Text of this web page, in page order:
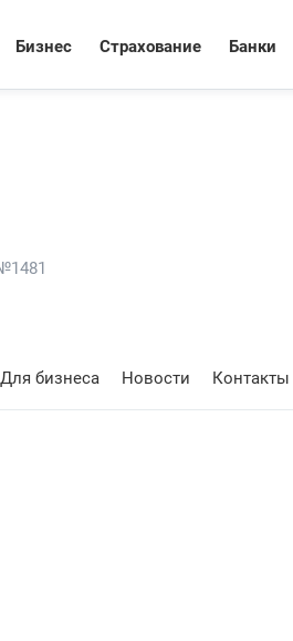
Бизнес Страхование Банки
Для бизнеса Новости Контакты